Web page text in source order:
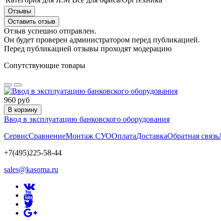
Отзывы
Оставить отзыв
Отзыв успешно отправлен.
Он будет проверен администратором перед публикацией.
Перед публикацией отзывы проходят модерацию
Сопутствующие товары
960 руб
В корзину
Ввод в эксплуатацию банковского оборудования
СервисСравнениеМонтаж СУООплатаДоставкаОбратная связь
+7(495)225-58-44
sales@kasoma.ru